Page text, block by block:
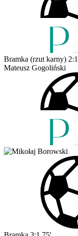
Bramka (rzut karny) 2:1
Mateusz Gogoliński